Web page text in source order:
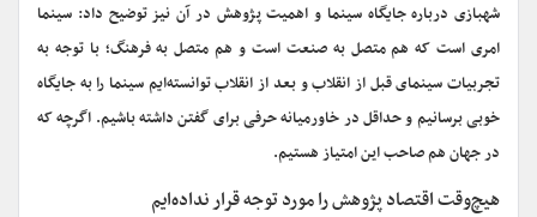
شهبازی درباره جایگاه سینما و اهمیت پژوهش در آن نیز توضیح داد: سینما
امری است که هم متصل به صنعت است و هم متصل به فرهنگ؛ با توجه به
تجربیات سینمای قبل از انقلاب و بعد از انقلاب توانسته‌ایم سینما را به جایگاه
خوبی برسانیم و حداقل در خاورمیانه حرفی برای گفتن داشته باشیم. اگرچه که
در جهان هم صاحب این امتیاز هستیم.
هیچ‌وقت اقتصاد پژوهش را مورد توجه قرار نداده‌ایم